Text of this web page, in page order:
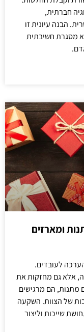
חברתית,
הבנה עיונית זו
מסגרת חשיבתית
ומארזים
לעובדים.
אלא גם מחזקות את
מתנות, הם מרגישים
של הצוות. השקעה
שייכות וליצור